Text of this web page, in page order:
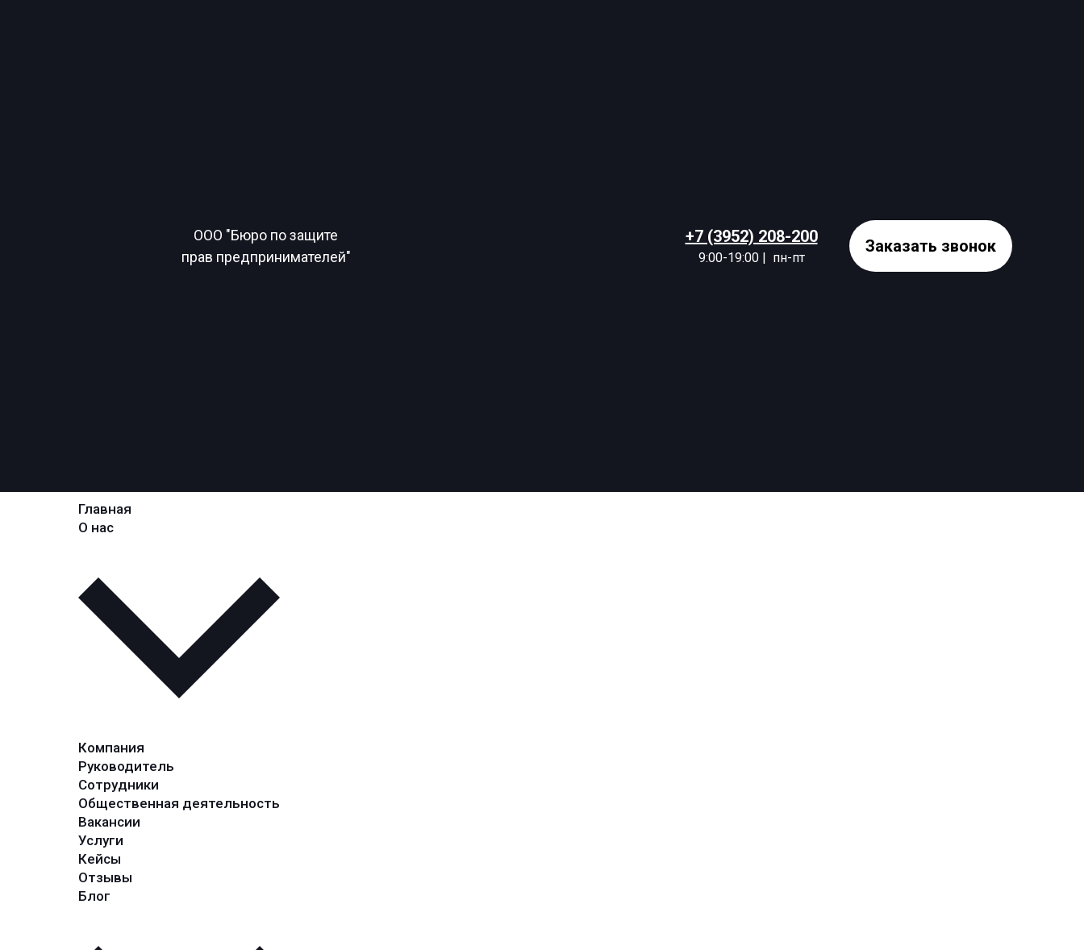
ООО "Бюро по защите
прав предпринимателей"
+7 (3952) 208-200
9:00-19:00 | пн-пт
Заказать звонок
Главная
О нас
Компания
Руководитель
Сотрудники
Общественная деятельность
Вакансии
Услуги
Кейсы
Отзывы
Блог